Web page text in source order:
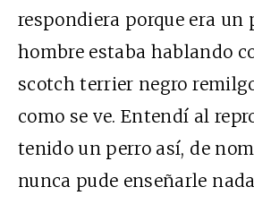
respondiera porque era un
hombre estaba hablando
scotch terrier negro
como se ve. Entendí al
tenido un perro así, de
nunca pude enseñarle